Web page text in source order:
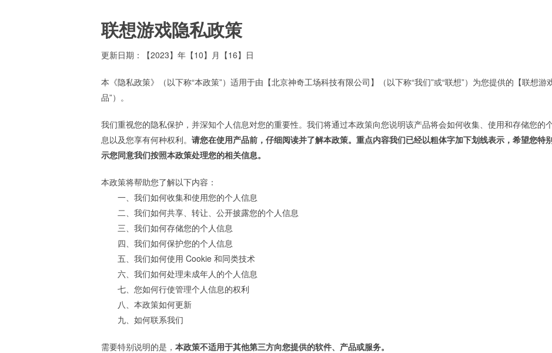
联想游戏隐私政策
更新日期：【2023】年【10】月【16】日
本《隐私政策》（以下称“本政策”）适用于由【北京神奇工场科技有限公司】（以下称“我们”或“联想”）为您提供的【联想
品”）。
我们重视您的隐私保护，并深知个人信息对您的重要性。我们将通过本政策向您说明该产品将会如何收集、使用和存储您的
息以及您享有何种权利。 请您在使用产品前，仔细阅读并了解本政策。重点内容我们已经以粗体字加下划线表示，希望您特
示您同意我们按照本政策处理您的相关信息。
本政策将帮助您了解以下内容：
一、我们如何收集和使用您的个人信息
二、我们如何共享、转让、公开披露您的个人信息
三、我们如何存储您的个人信息
四、我们如何保护您的个人信息
五、我们如何使用 Cookie 和同类技术
六、我们如何处理未成年人的个人信息
七、您如何行使管理个人信息的权利
八、本政策如何更新
九、如何联系我们
需要特别说明的是， 本政策不适用于其他第三方向您提供的软件、产品或服务。